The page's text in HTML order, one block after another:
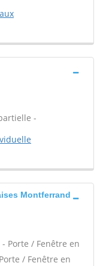
-
Montferrand
Porte / Fenêtre en
/ Fenêtre en